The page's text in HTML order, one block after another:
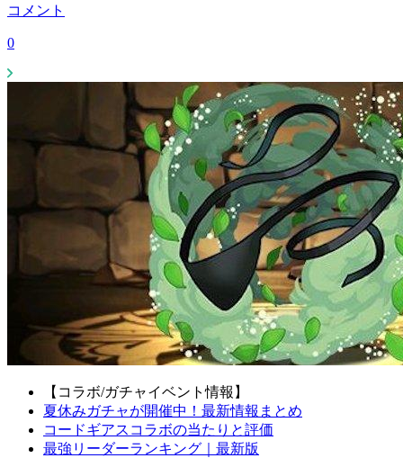
コメント
0
【コラボ/ガチャイベント情報】
夏休みガチャが開催中！最新情報まとめ
コードギアスコラボの当たりと評価
最強リーダーランキング｜最新版